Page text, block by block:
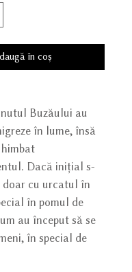
în coș
Buzăului au
în lume, însă
Dacă inițial s-
cu urcatul în
în pomul de
au început să se
în special de